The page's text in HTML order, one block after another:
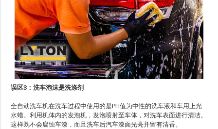
误区3：洗车泡沫是洗涤剂
全自动洗车机在洗车过程中使用的是PH值为中性的洗车液和车用上光
水蜡。利用机体内的发泡机，发泡喷射至车体，对洗车表面进行清洁。
这样既不会腐蚀车漆，而且洗车后汽车漆面光亮并留有清香。